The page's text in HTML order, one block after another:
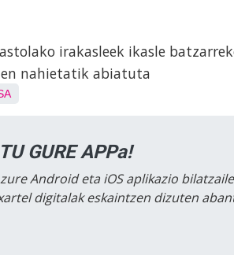
irakasleek ikasle
nahietatik abiatuta
GURE APPa!
Android eta iOS aplikazio
digitalak eskaintzen dizuten